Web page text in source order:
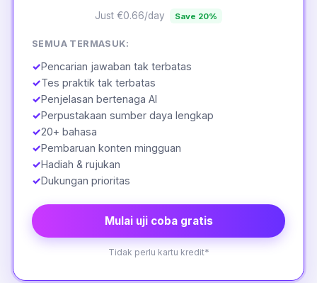
Just €0.66/day Save 20%
SEMUA TERMASUK:
✓Pencarian jawaban tak terbatas
✓Tes praktik tak terbatas
✓Penjelasan bertenaga AI
✓Perpustakaan sumber daya lengkap
✓20+ bahasa
✓Pembaruan konten mingguan
✓Hadiah & rujukan
✓Dukungan prioritas
Mulai uji coba gratis
Tidak perlu kartu kredit*